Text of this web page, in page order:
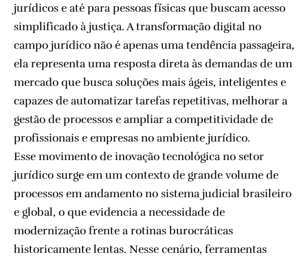
jurídicos e até para pessoas físicas que buscam acesso
simplificado à justiça. A transformação digital no
campo jurídico não é apenas uma tendência passageira,
ela representa uma resposta direta às demandas de um
mercado que busca soluções mais ágeis, inteligentes e
capazes de automatizar tarefas repetitivas, melhorar a
gestão de processos e ampliar a competitividade de
profissionais e empresas no ambiente jurídico.
Esse movimento de inovação tecnológica no setor
jurídico surge em um contexto de grande volume de
processos em andamento no sistema judicial brasileiro
e global, o que evidencia a necessidade de
modernização frente a rotinas burocráticas
historicamente lentas. Nesse cenário, ferramentas